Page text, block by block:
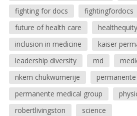
fighting for docs
fightingfordocs
future of health care
healthequity
inclusion in medicine
kaiser
leadership diversity
md
nkem chukwumerije
permanente
permanente medical group
robertlivingston
science